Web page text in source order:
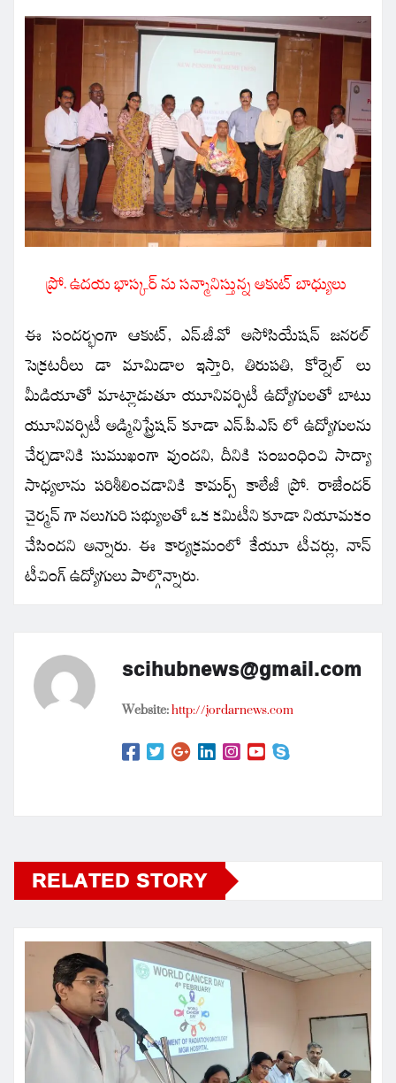
ప్రో. ఉదయ భాస్కర్ ను సన్మానిస్తున్న అకుట్ బాధ్యులు
ఈ సందర్భంగా ఆకుట్, ఎన్.జీ.వో అసోసియేషన్ జనరల్
సెక్రటరీలు డా మామిడాల ఇస్తారి, తిరుపతి, కోర్నెల్ లు
మీడియాతో మాట్లాడుతూ యూనివర్సిటీ ఉద్యోగులతో బాటు
యూనివర్సిటీ అడ్మినిస్ట్రేషన్ కూడా ఎన్.పీ.ఎస్ లో ఉద్యోగులను
చేర్చడానికి సుముఖంగా వుందని, దీనికి సంబంధించి సాద్యా
సాధ్యలాను పరిశీలించడానికి కామర్స్ కాలేజీ ప్రో. రాజేందర్
చైర్మన్ గా నలుగురి సభ్యులతో ఒక కమిటీని కూడా నియామకం
చేసిందని అన్నారు. ఈ కార్యక్రమంలో కేయూ టీచర్లు, నాన్
టీచింగ్ ఉద్యోగులు పాల్గొన్నారు.
scihubnews@gmail.com
Website:http://jordarnews.com
RELATED STORY